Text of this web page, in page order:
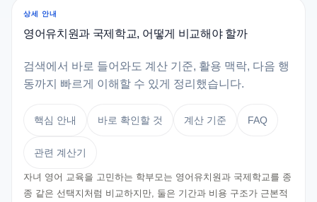
상세 안내
영어유치원과 국제학교, 어떻게 비교해야 할까
검색에서 바로 들어와도 계산 기준, 활용 맥락, 다음 행
동까지 빠르게 이해할 수 있게 정리했습니다.
핵심 안내 바로 확인할 것 계산 기준 FAQ
관련 계산기
자녀 영어 교육을 고민하는 학부모는 영어유치원과 국제학교를 종
종 같은 선택지처럼 비교하지만, 둘은 기간과 비용 구조가 근본적